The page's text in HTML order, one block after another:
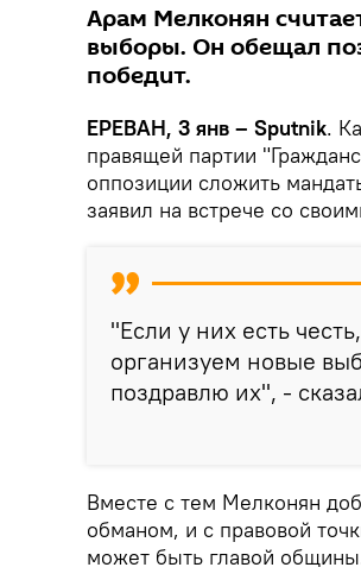
Арам Мелконян
выборы. Он обещал
победит.
ЕРЕВАН, 3 янв – Sputnik.
правящей партии
оппозиции сложить
заявил на встрече со
"Если у них есть
организуем новые
поздравлю их", -
Вместе с тем Мелконян
обманом, и с правовой
может быть главой